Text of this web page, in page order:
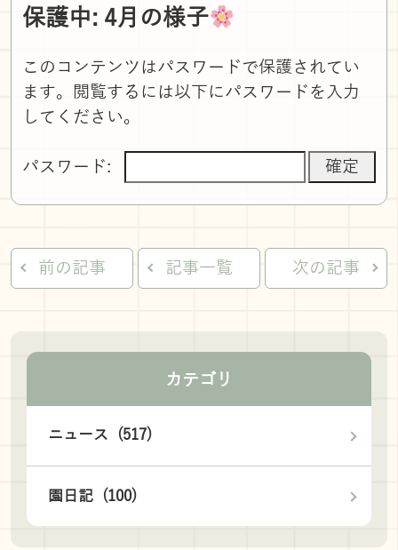
保護中: 4月の様子
このコンテンツはパスワードで保護されてい
ます。閲覧するには以下にパスワードを入力
してください。
パスワード:
前の記事 記事一覧 次の記事
カテゴリ
ニュース (517)
園日記 (100)